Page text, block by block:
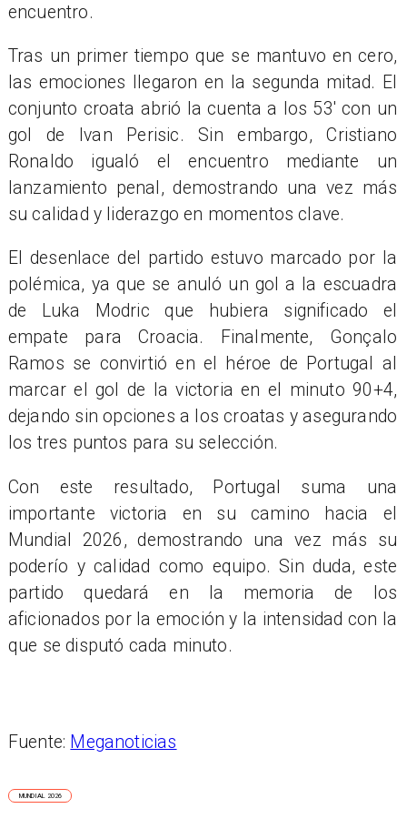
encuentro.
Tras un primer tiempo que se mantuvo en cero,
las emociones llegaron en la segunda mitad. El
conjunto croata abrió la cuenta a los 53' con un
gol de Ivan Perisic. Sin embargo, Cristiano
Ronaldo igualó el encuentro mediante un
lanzamiento penal, demostrando una vez más
su calidad y liderazgo en momentos clave.
El desenlace del partido estuvo marcado por la
polémica, ya que se anuló un gol a la escuadra
de Luka Modric que hubiera significado el
empate para Croacia. Finalmente, Gonçalo
Ramos se convirtió en el héroe de Portugal al
marcar el gol de la victoria en el minuto 90+4,
dejando sin opciones a los croatas y asegurando
los tres puntos para su selección.
Con este resultado, Portugal suma una
importante victoria en su camino hacia el
Mundial 2026, demostrando una vez más su
poderío y calidad como equipo. Sin duda, este
partido quedará en la memoria de los
aficionados por la emoción y la intensidad con la
que se disputó cada minuto.
Fuente: Meganoticias
MUNDIAL 2026